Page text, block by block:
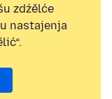
zdźělće
nastajenja